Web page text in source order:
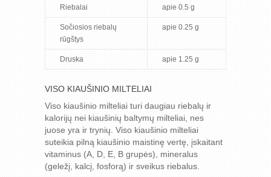
Riebalai apie 0.5 g
Sočiosios riebalų
rūgštys
apie 0.25 g
Druska apie 1.25 g
VISO KIAUŠINIO MILTELIAI
Viso kiaušinio milteliai turi daugiau riebalų ir
kalorijų nei kiaušinių baltymų milteliai, nes
juose yra ir trynių. Viso kiaušinio milteliai
suteikia pilną kiaušinio maistinę vertę, įskaitant
vitaminus (A, D, E, B grupės), mineralus
(geležį, kalcį, fosforą) ir sveikus riebalus.